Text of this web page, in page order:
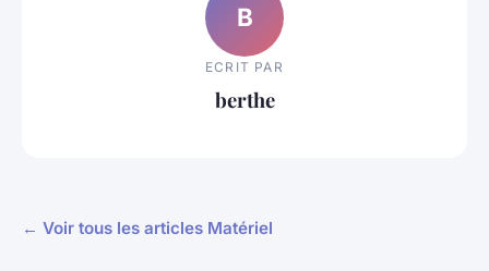
B
ECRIT PAR
berthe
← Voir tous les articles Matériel